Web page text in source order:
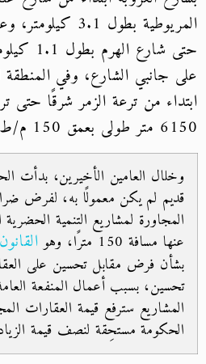
المريوطية بطول
على جانبي الشارع، وفي
ابتداء من ترعة الزمر شرقًا حتى
6150 متر طولى بعمق 150 م/ط على جانبي الشارع.
وخلال العامين الأخيرين، بدأت
قديم لم يكن معمولًا به، لفرض
المجاورة لمشاريع التنمية
عنها مسافة 150 مترًا، وهو
القانون
بشأن فرض مقابل تحسين على
تحسين، بسبب أعمال المنفعة
المشاريع سترفع قيمة العقارات
الحكومة مستحِقة لنصف قيمة